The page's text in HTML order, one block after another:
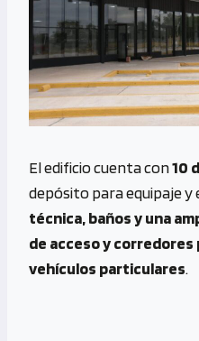
El edificio cuenta con10
depósito para equipaje y
técnica, baños y una
de acceso y corredores
vehículos particulares.